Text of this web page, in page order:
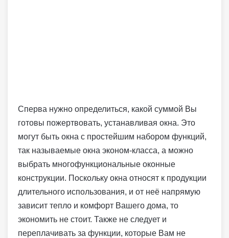
Сперва нужно определиться, какой суммой Вы
готовы пожертвовать, устанавливая окна. Это
могут быть окна с простейшим набором функций,
так называемые окна эконом-класса, а можно
выбрать многофункциональные оконные
конструкции. Поскольку окна относят к продукции
длительного использования, и от неё напрямую
зависит тепло и комфорт Вашего дома, то
экономить не стоит. Также не следует и
переплачивать за функции, которые Вам не